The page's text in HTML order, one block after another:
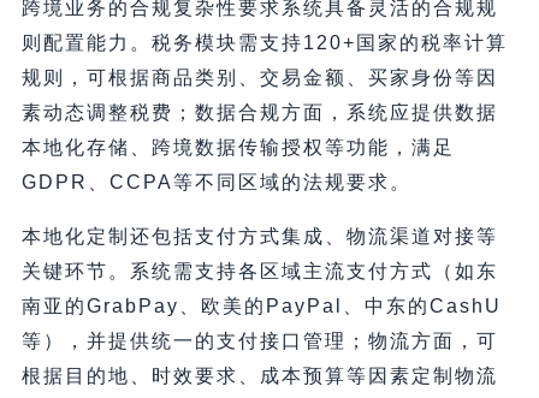
跨境业务的合规复杂性要求系统具备灵活的合规规
则配置能力。税务模块需支持120+国家的税率计算
规则，可根据商品类别、交易金额、买家身份等因
素动态调整税费；数据合规方面，系统应提供数据
本地化存储、跨境数据传输授权等功能，满足
GDPR、CCPA等不同区域的法规要求。
本地化定制还包括支付方式集成、物流渠道对接等
关键环节。系统需支持各区域主流支付方式（如东
南亚的GrabPay、欧美的PayPal、中东的CashU
等），并提供统一的支付接口管理；物流方面，可
根据目的地、时效要求、成本预算等因素定制物流